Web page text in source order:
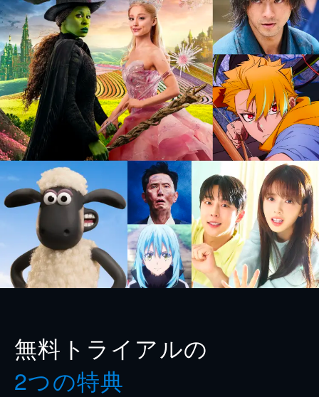
無料トライアルの
2つの特典